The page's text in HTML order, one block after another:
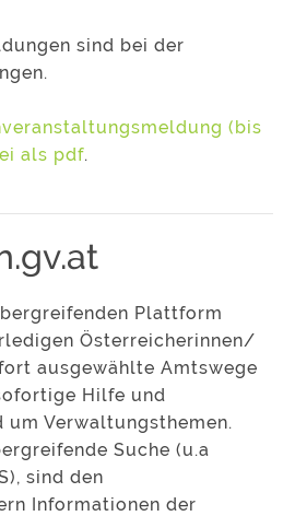
sind bei der
(bis
als pdf.
Plattform
Österreicherinnen/
ausgewählte Amtswege
Hilfe und
um Verwaltungsthemen.
Suche (u.a
sind den
Informationen der